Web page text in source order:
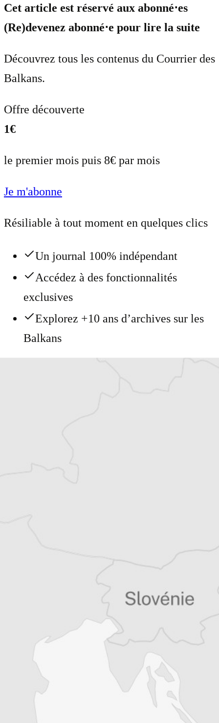
Cet article est réservé aux abonné⋅es
(Re)devenez abonné⋅e pour lire la suite
Découvrez tous les contenus du Courrier des
Balkans.
Offre découverte
1€
le premier mois puis 8€ par mois
Je m'abonne
Résiliable à tout moment en quelques clics
Un journal 100% indépendant
Accédez à des fonctionnalités
exclusives
Explorez +10 ans d’archives sur les
Balkans